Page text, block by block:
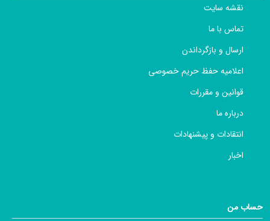
نقشه سایت
تماس با ما
ارسال و بازگرداندن
اعلامیه حفظ حریم خصوصی
قوانین و مقررات
درباره ما
انتقادات و پیشنهادات
اخبار
حساب من